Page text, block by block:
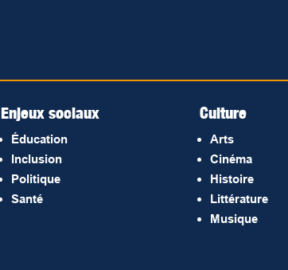
Enjeux sociaux
Éducation
Inclusion
Politique
Santé
Culture
Arts
Cinéma
Histoire
Littérature
Musique